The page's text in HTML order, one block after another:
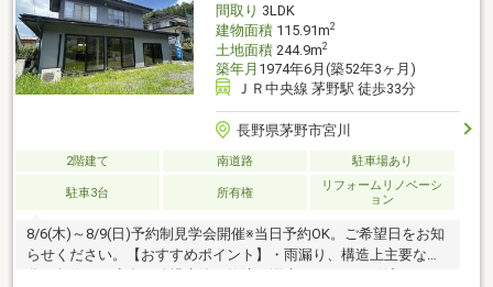
間取り 3LDK
建物面積115.91m2
土地面積244.9m2
築年月 1974年6月(築52年3ヶ月)
ＪＲ中央線 茅野駅 徒歩33分
長野県茅野市宮川
2階建て 南道路 駐車場あり
駐車3台 所有権
リフォームリノベーシ
ョン
8/6(木)～8/9(日)予約制見学会開催※当日予約OK。ご希望日をお知
らせください。【おすすめポイント】・雨漏り、構造上主要な部